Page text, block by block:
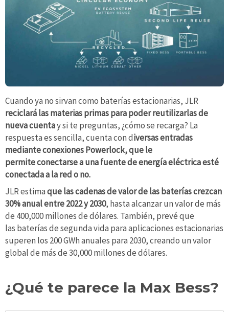
Cuando ya no sirvan como baterías estacionarias, JLR
reciclará las materias primas para poder reutilizarlas de
nueva cuentay si te preguntas, ¿cómo se recarga? La
respuesta es sencilla, cuenta con diversas entradas
mediante conexiones Powerlock, que le
permite conectarse a una fuente de energía eléctrica esté
conectada a la red o no.
JLR estimaque las cadenas de valor de las baterías crezcan
30% anual entre 2022 y 2030, hasta alcanzar un valor de más
de 400,000 millones de dólares. También, prevé que
las baterías de segunda vida para aplicaciones estacionarias
superen los 200 GWh anuales para 2030, creando un valor
global de más de 30,000 millones de dólares.
¿Qué te parece la Max Bess?